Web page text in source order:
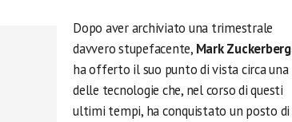
Dopo aver archiviato una trimestrale
davvero stupefacente, Mark Zuckerberg
ha offerto il suo punto di vista circa una
delle tecnologie che, nel corso di questi
ultimi tempi, ha conquistato un posto di